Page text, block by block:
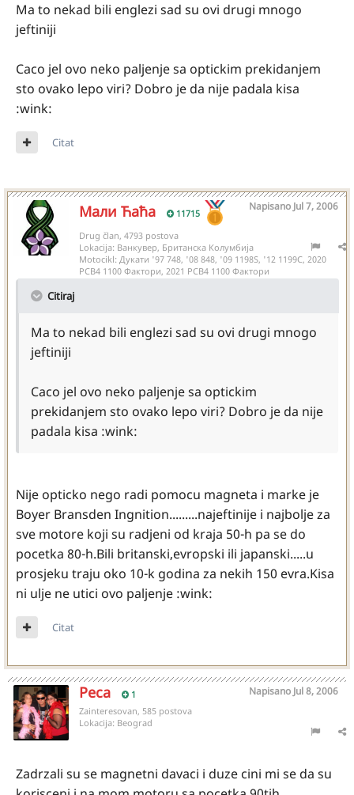
Ma to nekad bili englezi sad su ovi drugi mnogo
jeftiniji
Caco jel ovo neko paljenje sa optickim prekidanjem
sto ovako lepo viri? Dobro je da nije padala kisa
:wink:
Citat
Мали Ћаћа 11715
Napisano Jul 7, 2006
Drug član, 4793 postova
Lokacija: Ванкувер, Британска Колумбија
Motocikl: Дукати '97 748, '08 848, '09 1198S, '12 1199С, 2020
РСВ4 1100 Фактори, 2021 РСВ4 1100 Фактори
Citiraj
Ma to nekad bili englezi sad su ovi drugi mnogo
jeftiniji
Caco jel ovo neko paljenje sa optickim
prekidanjem sto ovako lepo viri? Dobro je da nije
padala kisa :wink:
Nije opticko nego radi pomocu magneta i marke je
Boyer Bransden Ingnition.........najeftinije i najbolje za
sve motore koji su radjeni od kraja 50-h pa se do
pocetka 80-h.Bili britanski,evropski ili japanski.....u
prosjeku traju oko 10-k godina za nekih 150 evra.Kisa
ni ulje ne utici ovo paljenje :wink:
Citat
Peca 1 Napisano Jul 8, 2006
Zainteresovan, 585 postova
Lokacija: Beograd
Zadrzali su se magnetni davaci i duze cini mi se da su